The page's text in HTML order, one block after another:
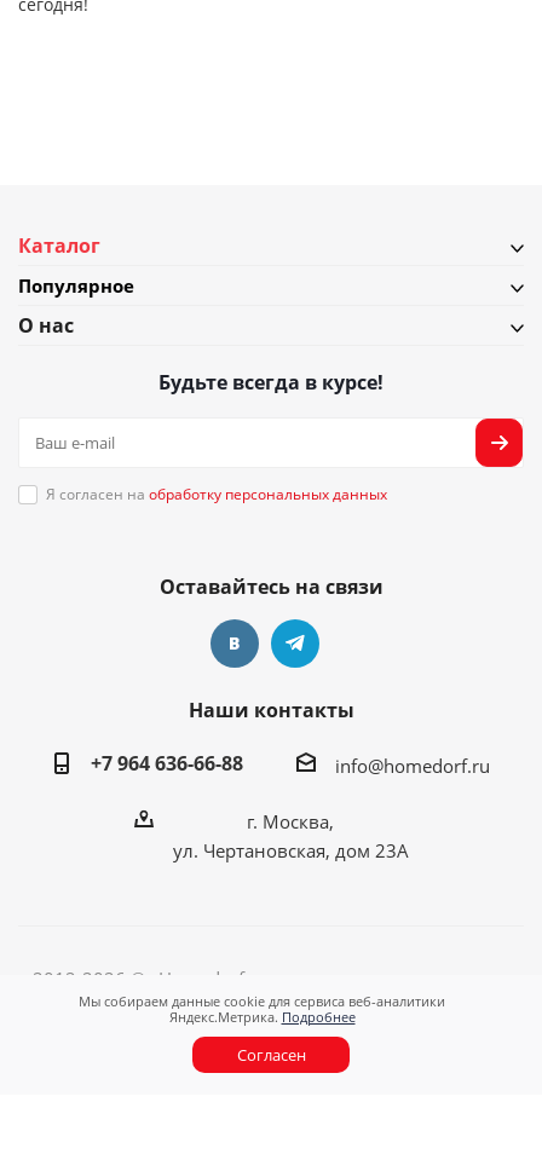
Мы собираем данные cookie для сервиса веб-аналитики
Яндекс.Метрика. Подробнее
Согласен
Каталог
Популярное
О нас
Будьте всегда в курсе!
Я согласен на обработку персональных данных
Оставайтесь на связи
Наши контакты
+7 964 636-66-88
info@homedorf.ru
г. Москва,
ул. Чертановская, дом 23А
2012-2026 © «Homedorf - оригинальные подарки для
любимого дома!»